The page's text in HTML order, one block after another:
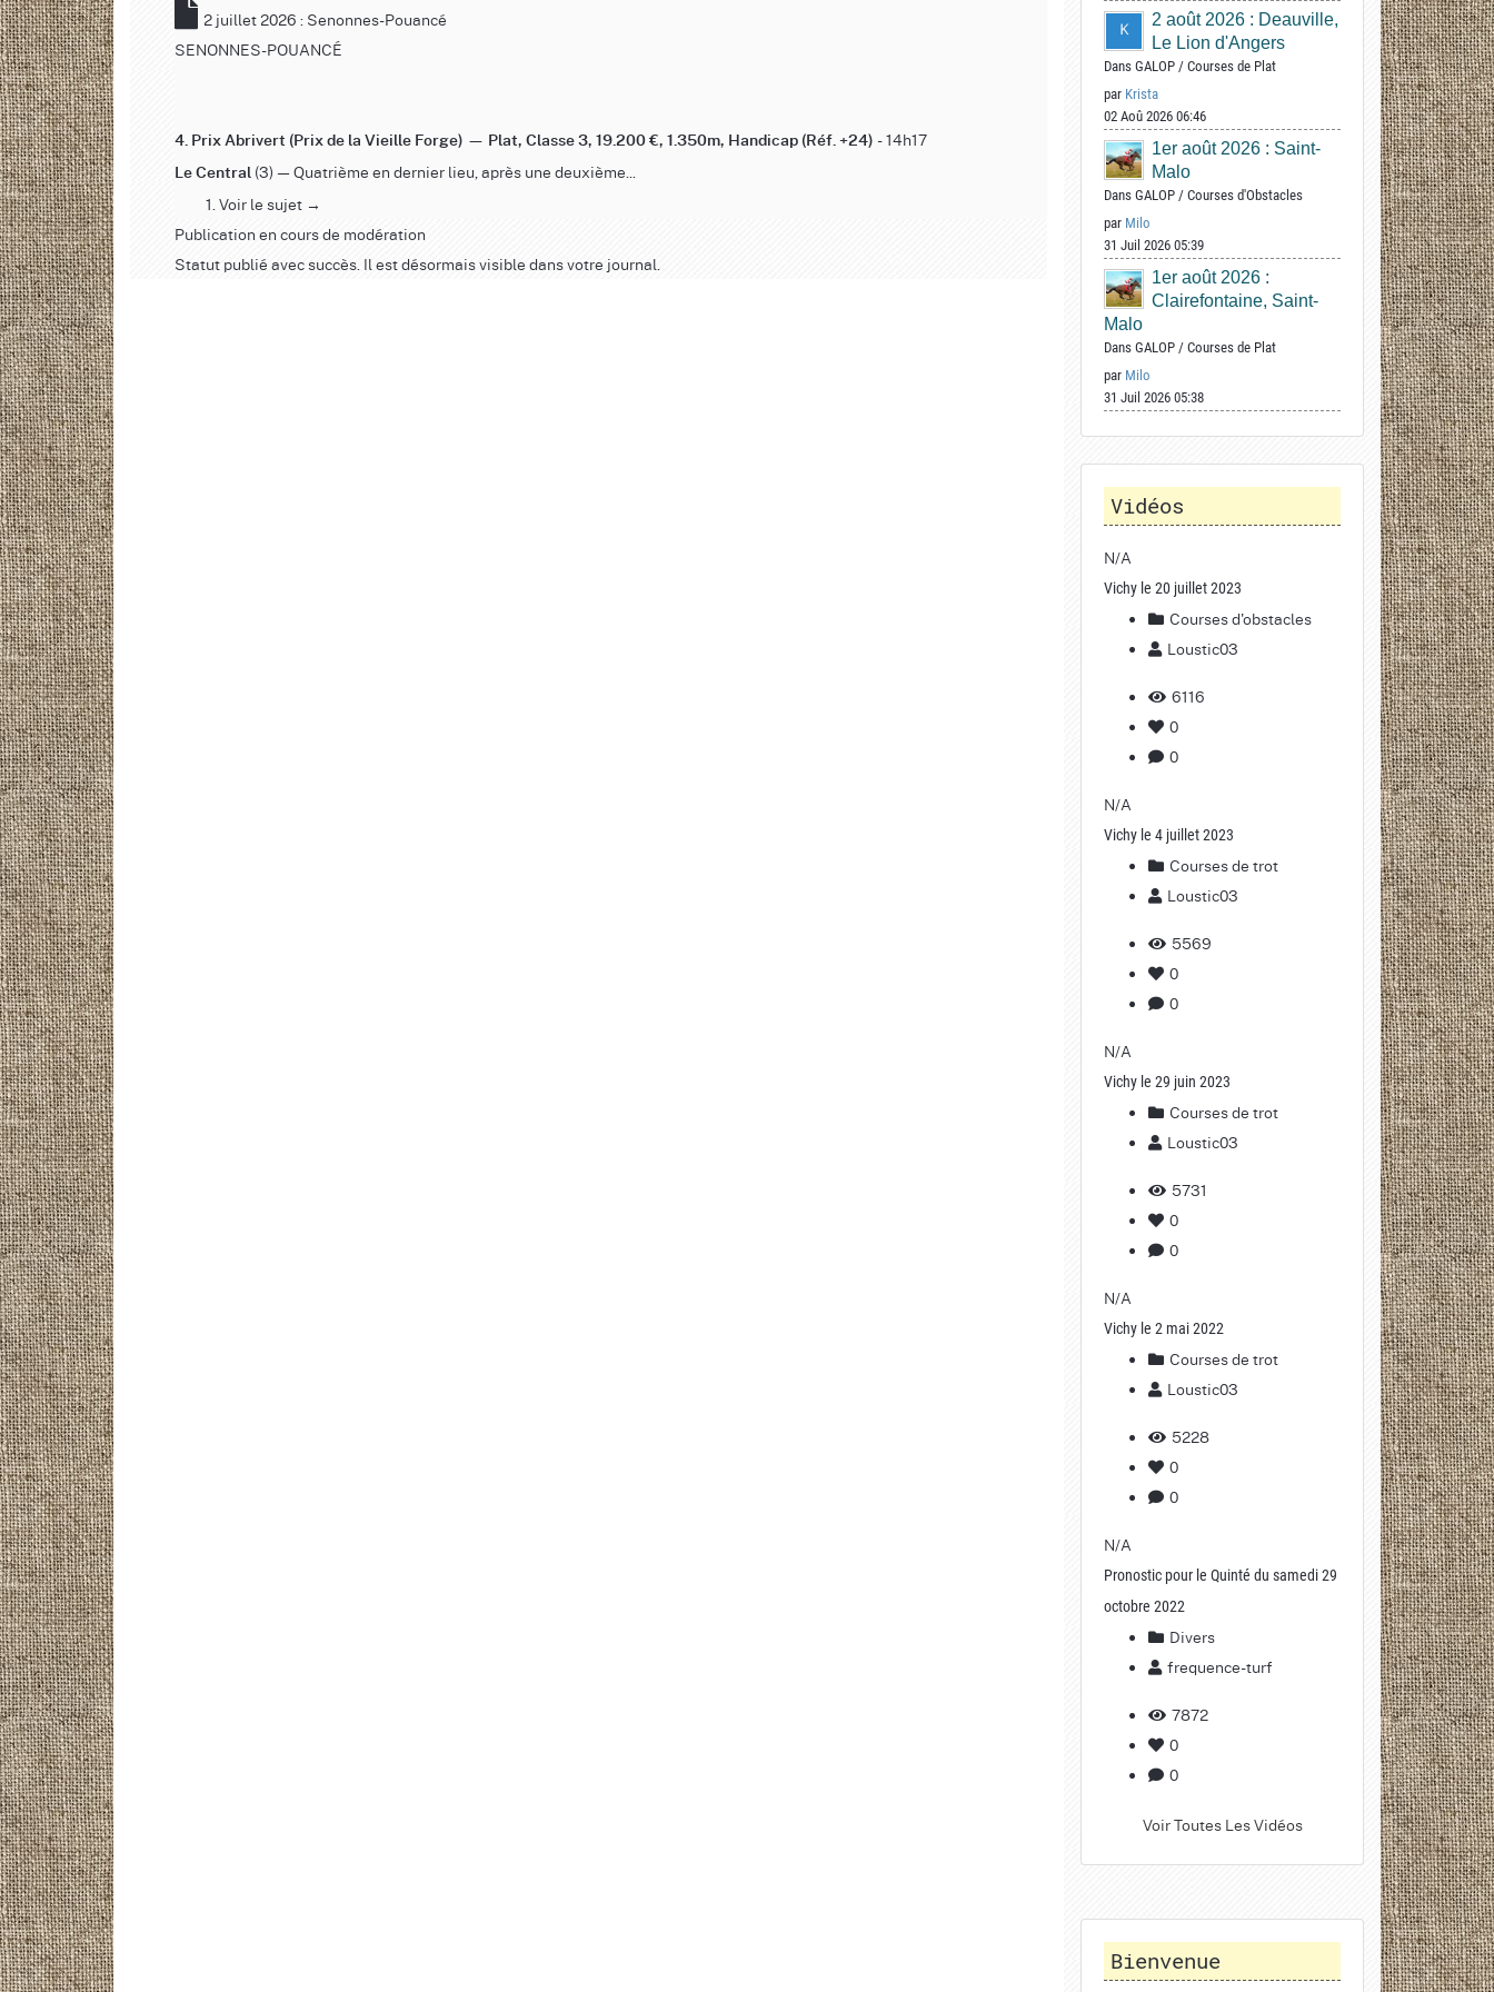
2 juillet 2026 : Senonnes-Pouancé
SENONNES-POUANCÉ
4. Prix Abrivert (Prix de la Vieille Forge) — Plat, Classe 3, 19.200 €, 1.350m, Handicap (Réf. +24) - 14h17
Le Central (3) — Quatrième en dernier lieu, après une deuxième...
Voir le sujet →
Publication en cours de modération
Statut publié avec succès. Il est désormais visible dans votre journal.
2 août 2026 : Deauville,
Le Lion d'Angers
Dans GALOP / Courses de Plat
par Krista
02 Aoû 2026 06:46
1er août 2026 : Saint-
Malo
Dans GALOP / Courses d'Obstacles
par Milo
31 Juil 2026 05:39
1er août 2026 :
Clairefontaine, Saint-
Malo
Dans GALOP / Courses de Plat
par Milo
31 Juil 2026 05:38
Vidéos
N/A
Vichy le 20 juillet 2023
Courses d'obstacles
Loustic03
6116
0
0
N/A
Vichy le 4 juillet 2023
Courses de trot
Loustic03
5569
0
0
N/A
Vichy le 29 juin 2023
Courses de trot
Loustic03
5731
0
0
N/A
Vichy le 2 mai 2022
Courses de trot
Loustic03
5228
0
0
N/A
Pronostic pour le Quinté du samedi 29
octobre 2022
Divers
frequence-turf
7872
0
0
Voir Toutes Les Vidéos
Bienvenue